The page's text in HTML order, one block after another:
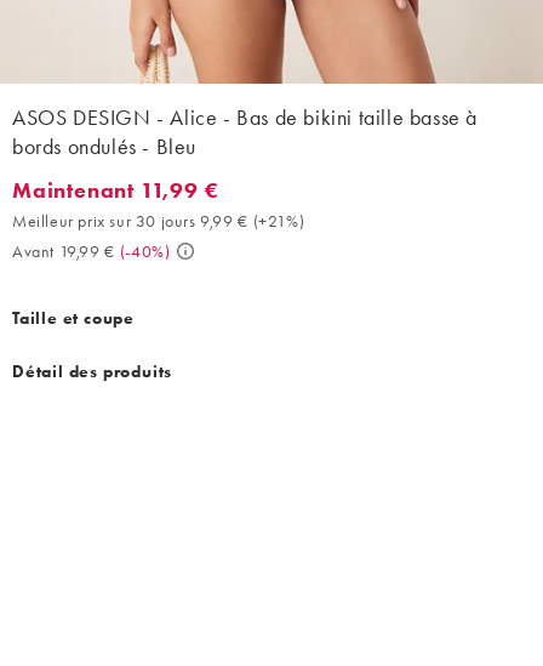
ASOS DESIGN - Alice - Bas de bikini taille basse à
bords ondulés - Bleu
Maintenant 11,99 €. Meilleur prix sur 30 jours 9,99 € (+21%).
Maintenant 11,99 €
Meilleur prix sur 30 jours 9,99 € (+21%)
Avant 19,99 € (-40%)
Taille et coupe
Détail des produits